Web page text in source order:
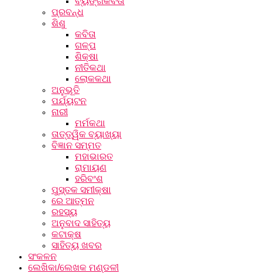
ପ୍ରବନ୍ଧ
ଶିଶୁ
କବିତା
ଗଳ୍ପ
ଶିକ୍ଷା
ନୀତିକଥା
ଲୋକକଥା
ଅନୁଭୂତି
ପର୍ଯ୍ୟଟନ
ନାରୀ
ମର୍ମକଥା
ତାତ୍ତ୍ୱିକ ବ୍ୟାଖ୍ୟା
ବିଜ୍ଞାନ ସମ୍ମତ
ମହାଭାରତ
ରାମାୟଣ
ହରିବଂଶ
ପୁସ୍ତକ ସମୀକ୍ଷା
ରେ ଆତ୍ମନ
ରହସ୍ୟ
ଅନୁବାଦ ସାହିତ୍ୟ
କଟାକ୍ଷ
ସାହିତ୍ୟ ଖବର
ସଂକଳନ
ଲେଖିକା/ଲେଖକ ମଣ୍ଡଳୀ